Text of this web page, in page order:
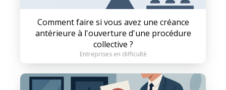
Comment faire si vous avez une créance
antérieure à l'ouverture d'une procédure
collective ?
Entreprises en difficulté